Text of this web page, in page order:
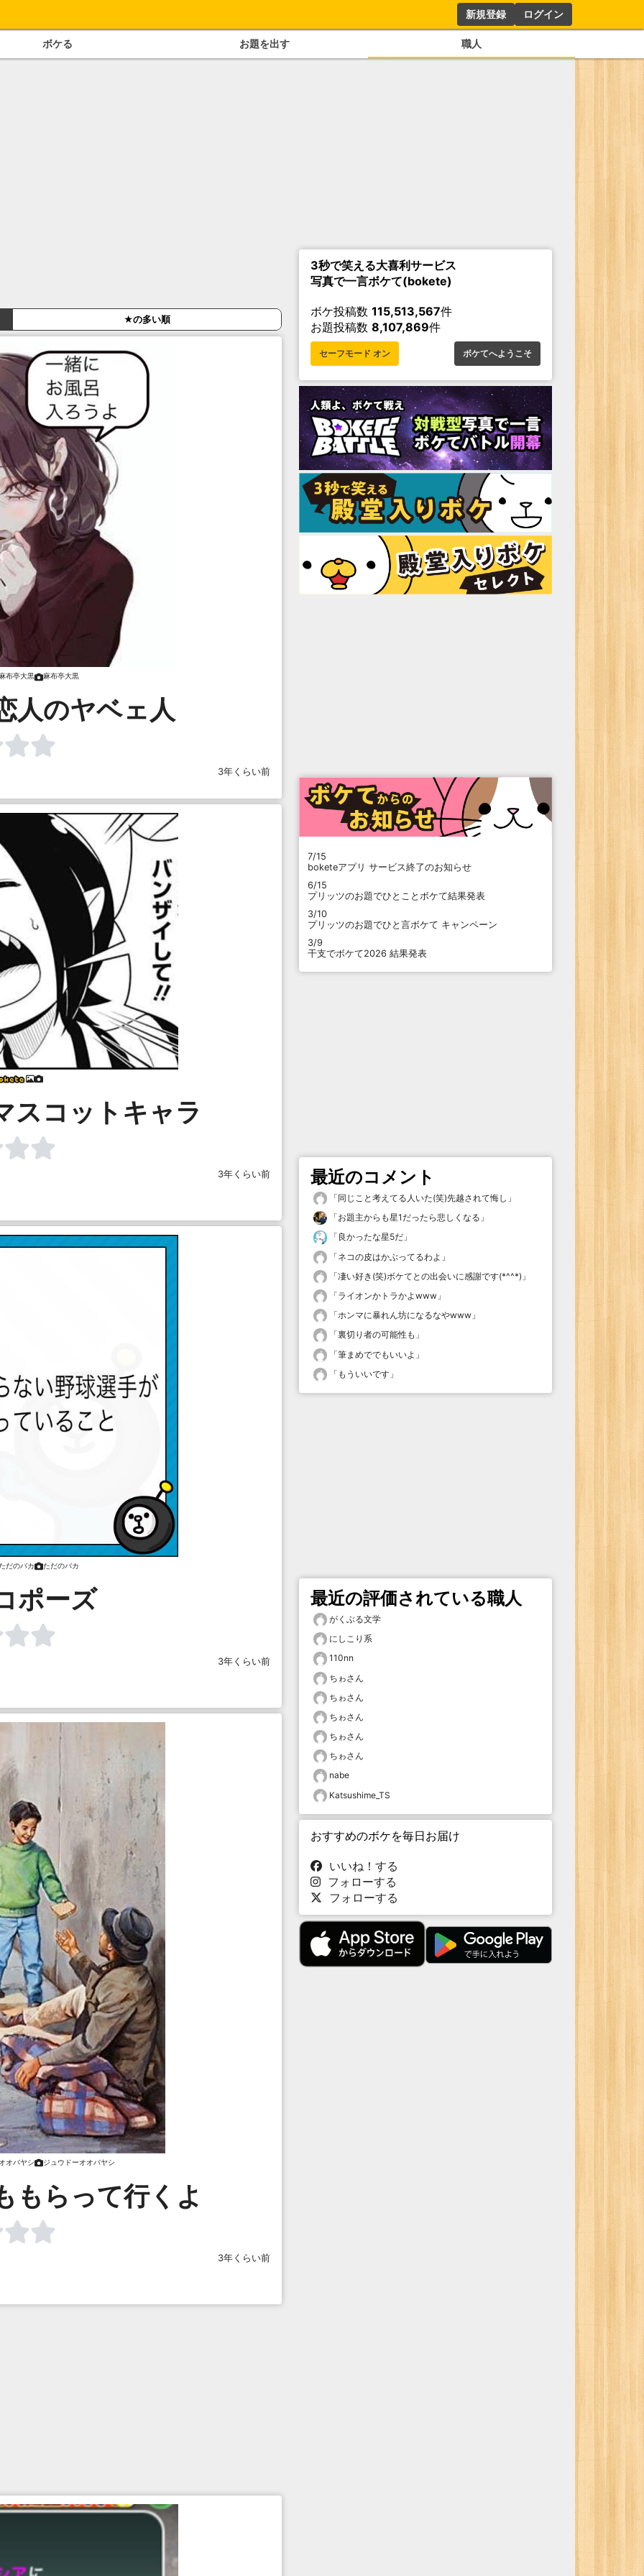
新規登録 ログイン
ボケる お題を出す 職人
★の多い順
布亭大黒 麻布亭大黒
人のヤベェ人
3年くらい前
スコットキャラ
3年くらい前
だのバカ ただのバカ
ポーズ
3年くらい前
オバヤシ ジュウドーオオバヤシ
もらって行くよ
3年くらい前
3秒で笑える大喜利サービス
写真で一言ボケて(bokete)
ボケ投稿数 115,513,567件
お題投稿数 8,107,869件
セーフモード オン ボケてへようこそ
7/15
boketeアプリ サービス終了のお知らせ
6/15
プリッツのお題でひとことボケて結果発表
3/10
プリッツのお題でひと言ボケて キャンペーン
3/9
干支でボケて2026 結果発表
最近のコメント
「同じこと考えてる人いた(笑)先越されて悔し 」
「お題主からも星1だったら悲しくなる 」
「 良かったな星5だ 」
「ネコの皮はかぶってるわよ 」
「凄い好き(笑)ボケてとの出会いに感謝です(*^^*) 」
「ライオンかトラかよwww 」
「ホンマに暴れん坊になるなやwww 」
「裏切り者の可能性も 」
「筆まめででもいいよ 」
「 もういいです 」
最近の評価されている職人
がくぶる文学
にしこり系
110nn
ちゎさん
ちゎさん
ちゎさん
ちゎさん
ちゎさん
nabe
Katsushime_TS
おすすめのボケを毎日お届け
いいね！する
フォローする
フォローする